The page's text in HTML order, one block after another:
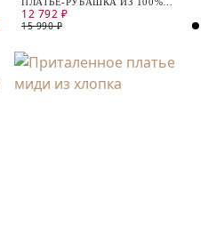
ХЛОПКА
12 792 ₽
15 990 ₽